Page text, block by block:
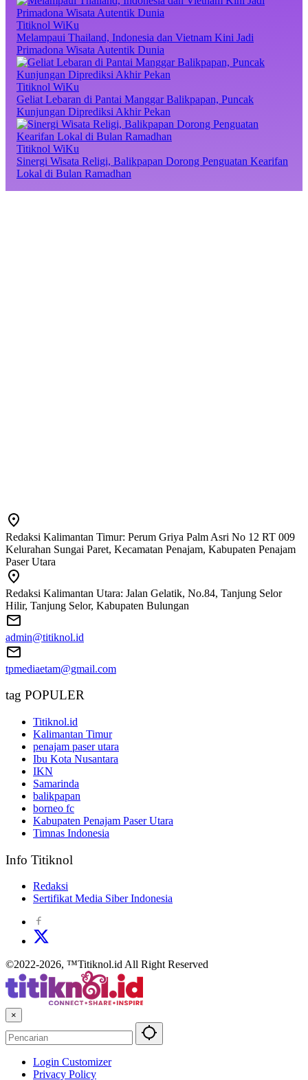
Titiknol WiKu
Melampaui Thailand, Indonesia dan Vietnam Kini Jadi
Primadona Wisata Autentik Dunia
Titiknol WiKu
Geliat Lebaran di Pantai Manggar Balikpapan, Puncak
Kunjungan Diprediksi Akhir Pekan
Titiknol WiKu
Sinergi Wisata Religi, Balikpapan Dorong Penguatan Kearifan
Lokal di Bulan Ramadhan
Redaksi Kalimantan Timur: Perum Griya Palm Asri No 12 RT 009
Kelurahan Sungai Paret, Kecamatan Penajam, Kabupaten Penajam
Paser Utara
Redaksi Kalimantan Utara: Jalan Gelatik, No.84, Tanjung Selor
Hilir, Tanjung Selor, Kabupaten Bulungan
admin@titiknol.id
tpmediaetam@gmail.com
tag POPULER
Titiknol.id
Kalimantan Timur
penajam paser utara
Ibu Kota Nusantara
IKN
Samarinda
balikpapan
borneo fc
Kabupaten Penajam Paser Utara
Timnas Indonesia
Info Titiknol
Redaksi
Sertifikat Media Siber Indonesia
©2022-2026, ™Titiknol.id All Right Reserved
×
Login Customizer
Privacy Policy